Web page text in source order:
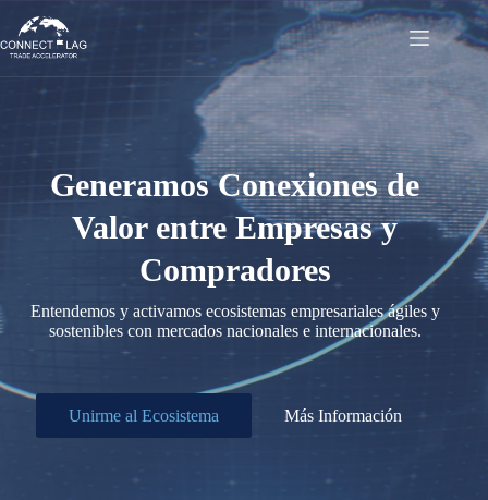
contenido
Generamos Conexiones de
Valor entre Empresas y
Compradores
Entendemos y activamos ecosistemas empresariales ágiles y
sostenibles con mercados nacionales e internacionales.
Unirme al Ecosistema Más Información